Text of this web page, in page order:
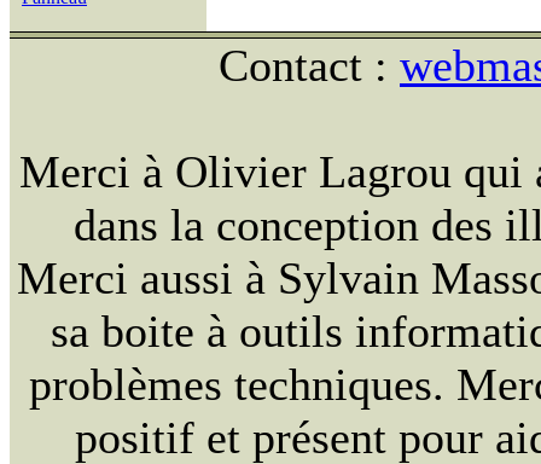
Contact :
Merci à Olivier Lagrou qui
dans la conception des
Merci aussi à Sylvain
sa boite à outils
problèmes techniques.
positif et présent pour